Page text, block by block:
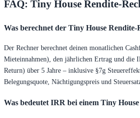
FAQ: Tiny House Rendite-
Was berechnet der Tiny House Rendite-
Der Rechner berechnet deinen monatlichen
Mieteinnahmen), den jährlichen Ertrag und die
Return) über 5 Jahre – inklusive §7g
Belegungsquote, Nächtigungspreis und Steuersatz
Was bedeutet IRR bei einem Tiny